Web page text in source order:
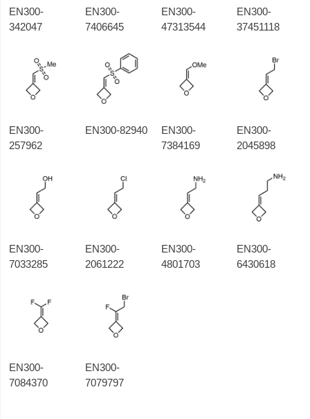
EN300-
342047
EN300-
7406645
EN300-
47313544
EN300-
37451118
EN300-
257962
EN300-82940
EN300-
7384169
EN300-
2045898
EN300-
7033285
EN300-
2061222
EN300-
4801703
EN300-
6430618
EN300-
7084370
EN300-
7079797